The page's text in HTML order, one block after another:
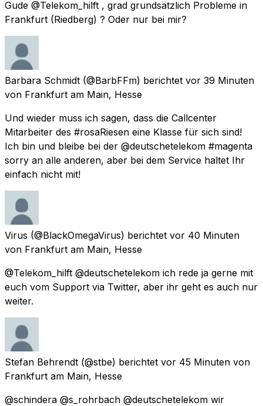
Gude @Telekom_hilft , grad grundsätzlich Probleme in
Frankfurt (Riedberg) ? Oder nur bei mir?
Barbara Schmidt (@BarbFFm) berichtet vor 39 Minuten
von Frankfurt am Main, Hesse
Und wieder muss ich sagen, dass die Callcenter
Mitarbeiter des #rosaRiesen eine Klasse für sich sind!
Ich bin und bleibe bei der @deutschetelekom #magenta
sorry an alle anderen, aber bei dem Service haltet Ihr
einfach nicht mit!
Virus (@BlackOmegaVirus) berichtet vor 40 Minuten
von Frankfurt am Main, Hesse
@Telekom_hilft @deutschetelekom ich rede ja gerne mit
euch vom Support via Twitter, aber ihr geht es auch nur
weiter.
Stefan Behrendt (@stbe) berichtet vor 45 Minuten von
Frankfurt am Main, Hesse
@schindera @s_rohrbach @deutschetelekom wir